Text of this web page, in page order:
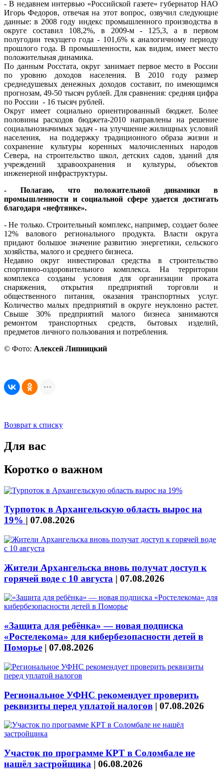
- В недавнем интервью «Российской газете» губернатор НАО
Игорь Федоров, отвечая на этот вопрос, озвучил следующие
данные: в 2008 году индекс промышленного производства в
округе составил 108,2%, в 2009-м - 125,3, а в первом
полугодии текущего года - 101,6% к аналогичному периоду
прошлого года. В промышленности, как видим, имеет место
положительная динамика.
По данным Росстата, округ занимает первое место в России
по уровню доходов населения. В 2010 году размер
среднедушевых денежных доходов составит, по имеющимся
прогнозам, 49-50 тысяч рублей. Для сравнения: средняя цифра
по России - 16 тысяч рублей.
Округ имеет социально ориентированный бюджет. Более
половины расходов бюджета-2010 направлены на решение
социальнозначимых задач - на улучшение жилищных условий
населения, на поддержку традиционного образа жизни и
сохранение культуры коренных малочисленных народов
Севера, на строительство школ, детских садов, зданий для
учреждений здравоохранения и культуры, объектов
инженерной инфраструктуры.
- Полагаю, что положительной динамики в
промышленности и социальной сфере удается достигать
благодаря «нефтянке».
- Не только. Строительный комплекс, например, создает более
12% валового регионального продукта. Власти округа
придают большое значение развитию энергетики, сельского
хозяйства, малого и среднего бизнеса.
Недавно округ инвестировал средства в строительство
спортивно-оздоровительного комплекса. На территории
комплекса созданы условия для организации проката
снаряжения, открытия предприятий торговли и
общественного питания, оказания транспортных услуг.
Количество малых предприятий в округе неуклонно растет.
Свыше 30% предприятий малого бизнеса занимаются
ремонтом транспортных средств, бытовых изделий,
предметов личного пользования и потребления.
© Фото: Алексей Липницкий
Возврат к списку
Для вас
Коротко о важном
Турпоток в Архангельскую область вырос на
19% | 07.08.2026
Жители Архангельска вновь получат доступ к
горячей воде с 10 августа | 07.08.2026
«Защита для ребёнка» — новая подписка
«Ростелекома» для кибербезопасности детей в
Поморье | 07.08.2026
Региональное УФНС рекомендует проверить
реквизиты перед уплатой налогов | 07.08.2026
Участок по программе КРТ в Соломбале не
нашёл застройщика | 06.08.2026